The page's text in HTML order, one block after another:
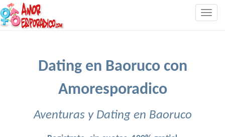
Dating en Baoruco con
Amoresporadico
Aventuras y Dating en Baoruco